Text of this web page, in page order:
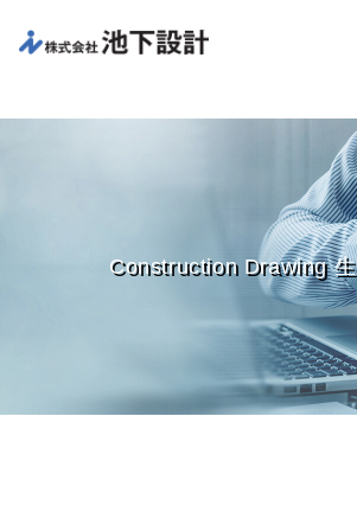
Construction Drawing